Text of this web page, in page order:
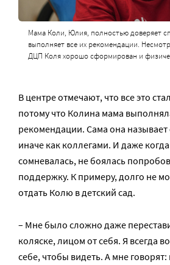
Мама Коли, Юлия, полностью доверяет
выполняет все их рекомендации.
ДЦП Коля хорошо сформирован и
В центре отмечают, что все это
потому что Колина мама
рекомендации. Сама она называет
иначе как коллегами. И даже
сомневалась, не боялась
поддержку. К примеру, долго не
отдать Колю в детский сад.
– Мне было сложно даже
коляске, лицом от себя. Я всегда
себе, чтобы видеть. А мне